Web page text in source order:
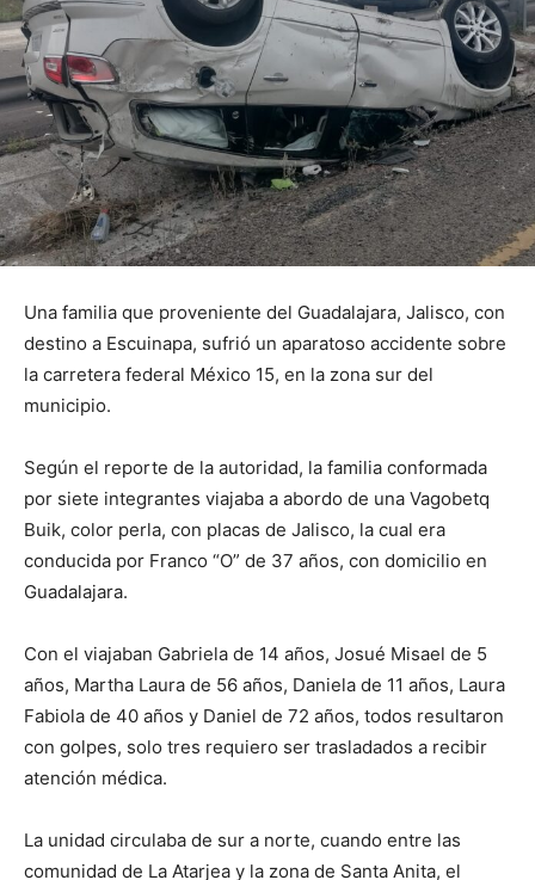
Una familia que proveniente del Guadalajara, Jalisco, con
destino a Escuinapa, sufrió un aparatoso accidente sobre
la carretera federal México 15, en la zona sur del
municipio.
Según el reporte de la autoridad, la familia conformada
por siete integrantes viajaba a abordo de una Vagobetq
Buik, color perla, con placas de Jalisco, la cual era
conducida por Franco “O” de 37 años, con domicilio en
Guadalajara.
Con el viajaban Gabriela de 14 años, Josué Misael de 5
años, Martha Laura de 56 años, Daniela de 11 años, Laura
Fabiola de 40 años y Daniel de 72 años, todos resultaron
con golpes, solo tres requiero ser trasladados a recibir
atención médica.
La unidad circulaba de sur a norte, cuando entre las
comunidad de La Atarjea y la zona de Santa Anita, el